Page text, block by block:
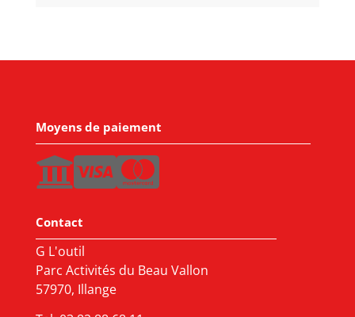
Moyens de paiement
Contact
G L'outil
Parc Activités du Beau Vallon
57970, Illange